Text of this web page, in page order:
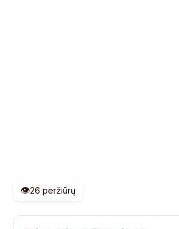
👁️26 peržiūrų